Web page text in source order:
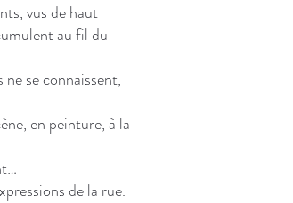
vus de haut
au fil du
ne se connaissent,
en peinture, à la
de la rue.